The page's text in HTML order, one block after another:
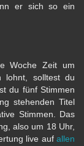
er sich so ein
Woche Zeit um
lohnt, solltest du
du fünf Stimmen
stehenden Titel
Stimmen. Das
also um 18 Uhr,
live auf allen